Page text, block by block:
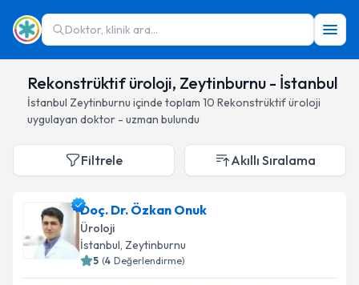
Doktor, klinik ara...
Rekonstrüktif üroloji, Zeytinburnu - İstanbul
İstanbul Zeytinburnu içinde toplam 10 Rekonstrüktif üroloji
uygulayan doktor - uzman bulundu
Filtrele Akıllı Sıralama
Doç. Dr. Özkan Onuk
Üroloji
İstanbul, Zeytinburnu
5 (4 Değerlendirme)